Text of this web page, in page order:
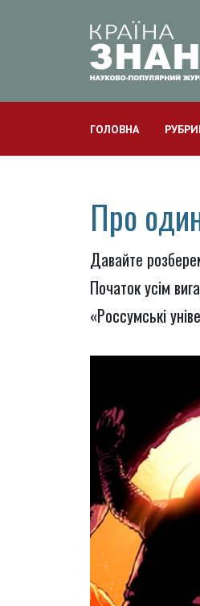
ГОЛОВНА
Про
Давайте
Початок усім
«Россумські